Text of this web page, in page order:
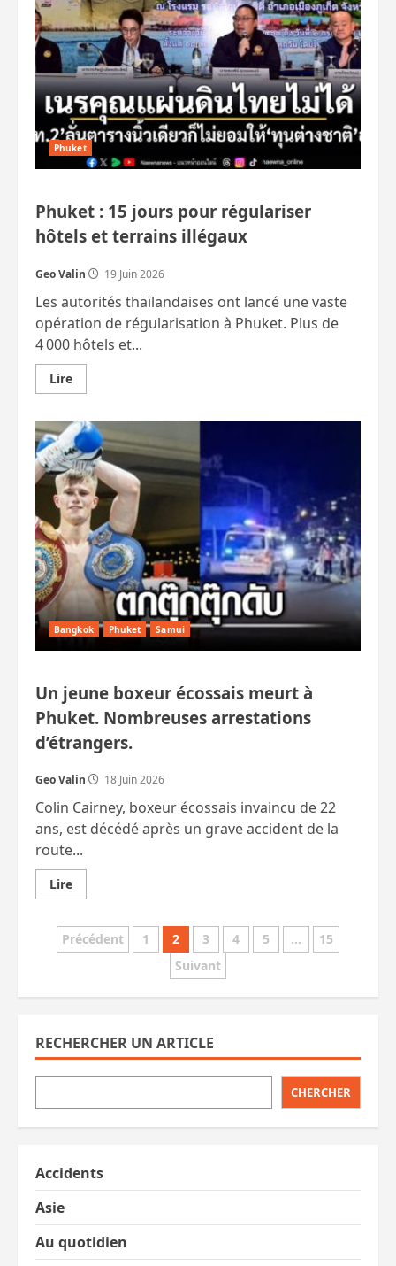
yachts
de
Mauerberger
aux
enchères
à
Phuket
Phuket
Phuket : 15 jours pour régulariser
hôtels et terrains illégaux
Geo Valin 19 Juin 2026
Les autorités thaïlandaises ont lancé une vaste
opération de régularisation à Phuket. Plus de
4 000 hôtels et...
LireEn
savoir
Phuket
:
15
jours
pour
régulariser
hôtels
et
terrains
illégaux
Bangkok Phuket Samui
Un jeune boxeur écossais meurt à
Phuket. Nombreuses arrestations
d’étrangers.
Geo Valin 18 Juin 2026
Colin Cairney, boxeur écossais invaincu de 22
ans, est décédé après un grave accident de la
route...
LireEn
savoir
Un
jeune
boxeur
à
d’étrangers.
Pagination
Précédent 1 2 3 4 5 …
15
Suivant
RECHERCHER UN ARTICLE
CHERCHER
Accidents
Asie
Au quotidien